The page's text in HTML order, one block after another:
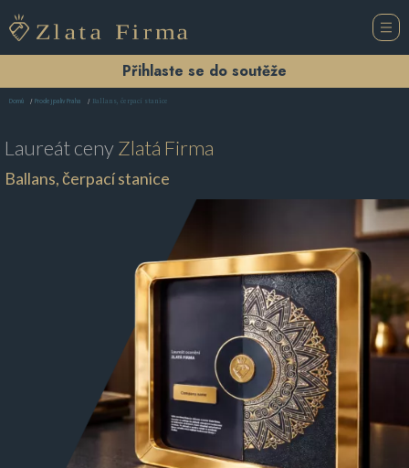
Přihlaste se do soutěže
Domů Prodej paliv Praha Ballans, čerpací stanice
Laureát cenyZlatá Firma
Ballans, čerpací stanice